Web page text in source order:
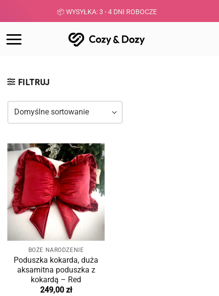
📦 WYSYŁKA: 3 - 4 DNI ROBOCZE
FILTRUJ
BOŻE NARODZENIE
Poduszka kokarda, duża
aksamitna poduszka z
kokardą – Red
249,00 zł